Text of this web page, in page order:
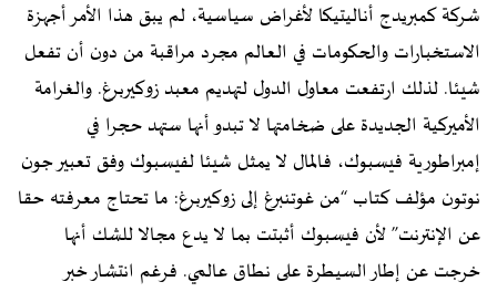
شركة كمبريدج أناليتيكا لأغراض سياسية، لم يبق هذا الأمر أجهزة
الاستخبارات والحكومات في العالم مجرد مراقبة من دون أن تفعل
شيئا. لذلك ارتفعت معاول الدول لتهديم معبد زوكيربرغ. والغرامة
الأميركية الجديدة على ضخامتها لا تبدو أنها ستهد حجرا في
إمبراطورية فيسبوك، فالمال لا يمثل شيئا لفيسبوك وفق تعبير جون
نوتون مؤلف كتاب “من غوتنبرغ إلى زوكيربرغ: ما تحتاج معرفته حقا
عن الإنترنت” لأن فيسبوك أثبتت بما لا يدع مجالا للشك أنها
خرجت عن إطار السيطرة على نطاق عالمي. فرغم انتشار خبر